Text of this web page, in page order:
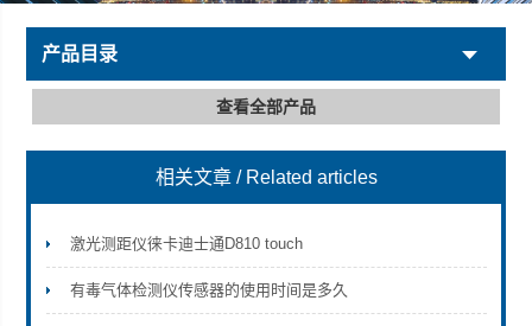
深圳市深博瑞仪器仪表有限公司
产品目录
查看全部产品
相关文章 / Related articles
激光测距仪徕卡迪士通D810 touch
有毒气体检测仪传感器的使用时间是多久